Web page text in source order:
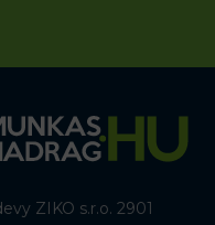
ZIKO s.r.o. 2901